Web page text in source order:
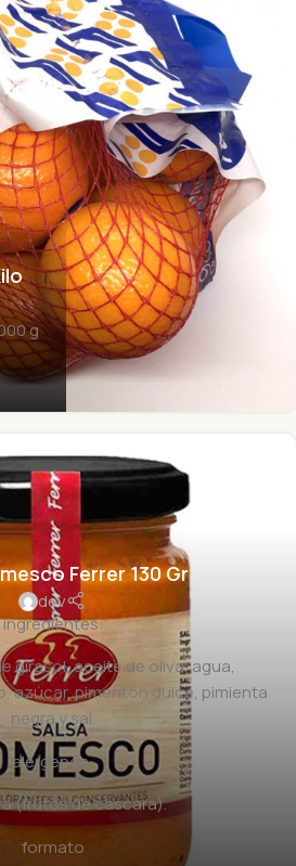
g
Ferrer 130 Gr
dev
ingredientes:
girasol, aceite de oliva, agua,
azúcar, pimentón dulce, pimienta
negra y sal.
alérgenos:
(frutos de cáscara).
formato